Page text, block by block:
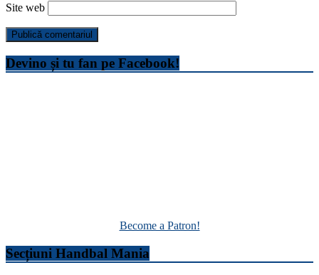
Site web
Devino și tu fan pe Facebook!
Become a Patron!
Secțiuni Handbal Mania